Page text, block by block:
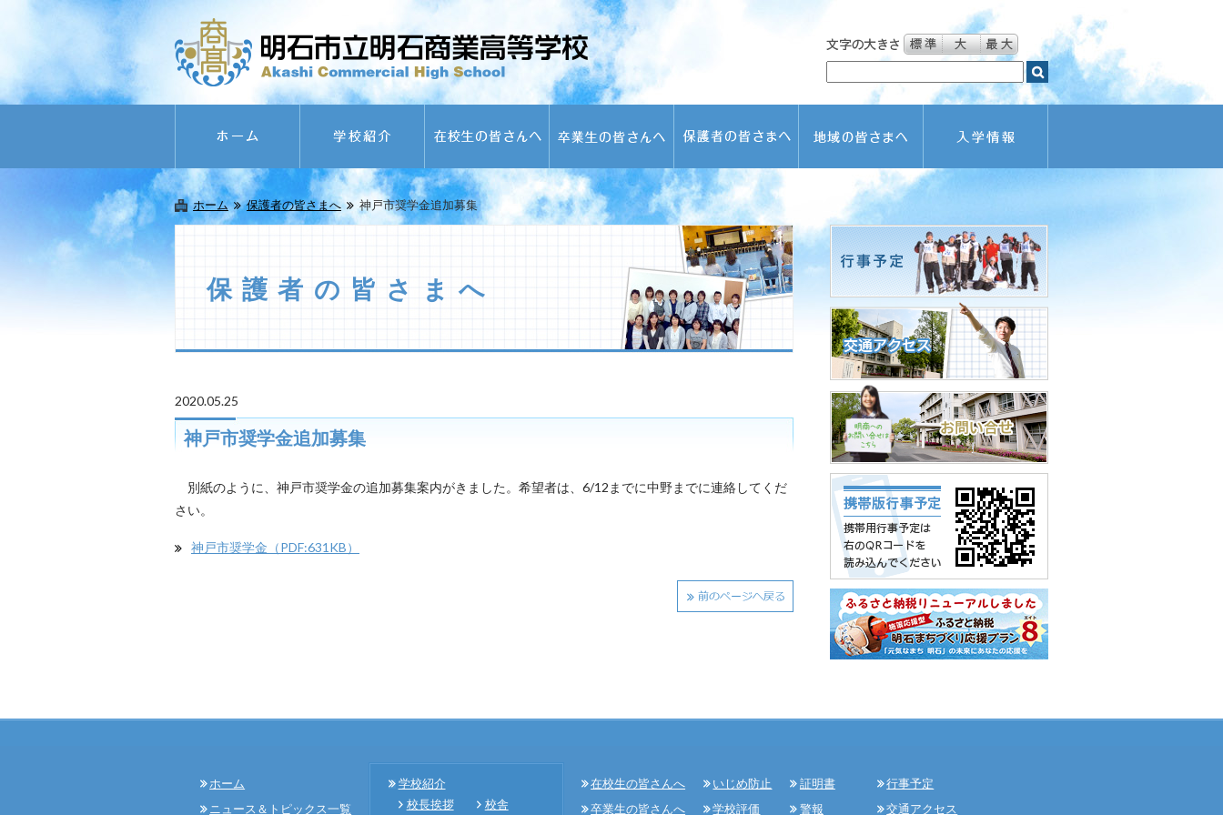
ホーム 保護者の皆さまへ 神戸市奨学金追加募集
保護者の皆さまへ
2020.05.25
神戸市奨学金追加募集
別紙のように、神戸市奨学金の追加募集案内がきました。希望者は、6/12までに中野までに連絡してくだ
さい。
神戸市奨学金（PDF:631KB）
ホーム
ニュース＆トピックス一覧
学校紹介
校長挨拶
校舎
在校生の皆さんへ
卒業生の皆さんへ
いじめ防止
学校評価
証明書
警報
行事予定
交通アクセス